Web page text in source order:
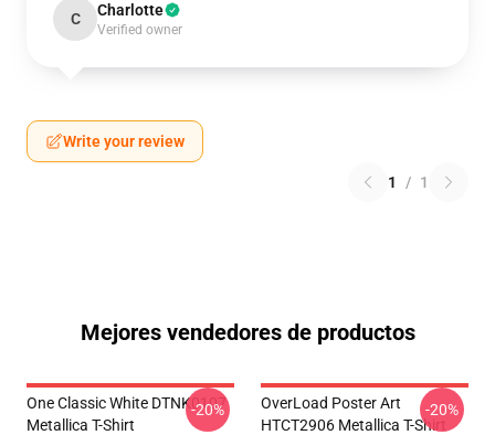
C Charlotte
Verified owner
Write your review
1 / 1
Mejores vendedores de productos
One Classic White DTNK0107
Metallica T-Shirt
-20%
OverLoad Poster Art
HTCT2906 Metallica T-Shirt
-20%